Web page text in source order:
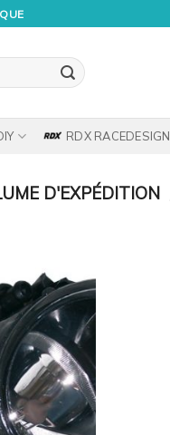
RDX RACEDESIGN
D'EXPÉDITION
Ajouter
à la
wishlist